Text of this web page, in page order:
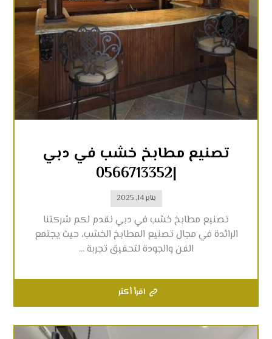
تصنيع مطابخ خشب في دبي
|0566713352
يناير 14, 2025
تصنيع مطابخ خشب في دبي نقدم لكم شركتنا
الرائدة في مجال تصنيع المطابخ الخشب، حيث يجتمع
الفن والجودة لتحقيق تجربة ...
اقرأ أكثر